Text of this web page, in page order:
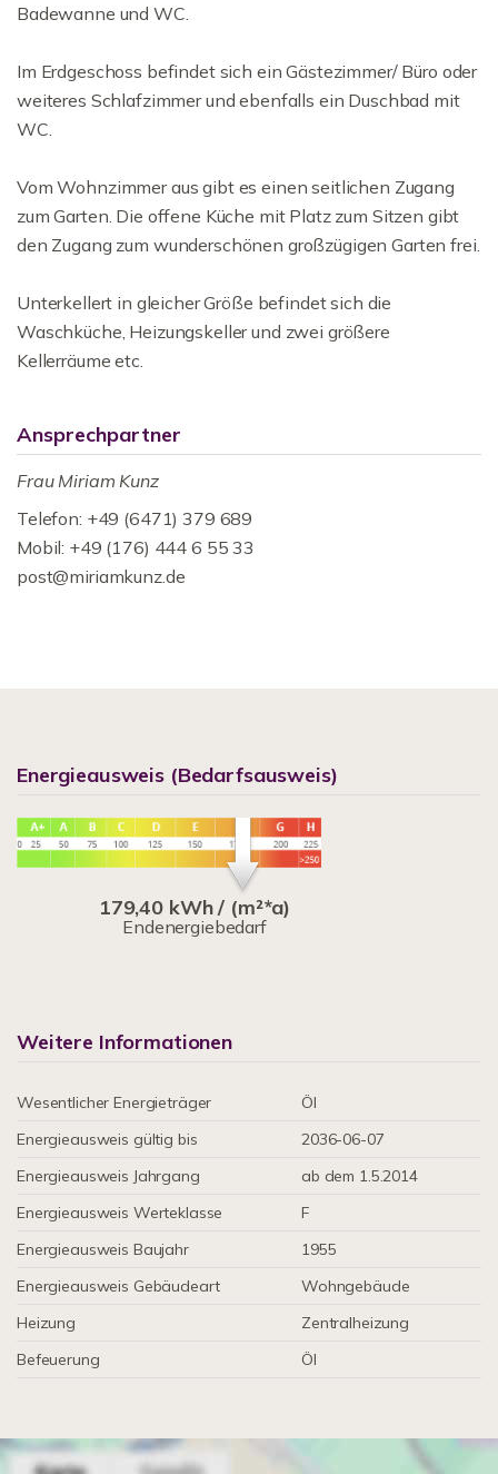
Badewanne und WC.
Im Erdgeschoss befindet sich ein Gästezimmer/ Büro oder
weiteres Schlafzimmer und ebenfalls ein Duschbad mit
WC.
Vom Wohnzimmer aus gibt es einen seitlichen Zugang
zum Garten. Die offene Küche mit Platz zum Sitzen gibt
den Zugang zum wunderschönen großzügigen Garten frei.
Unterkellert in gleicher Größe befindet sich die
Waschküche, Heizungskeller und zwei größere
Kellerräume etc.
Ansprechpartner
Frau Miriam Kunz
Telefon: +49 (6471) 379 689
Mobil: +49 (176) 444 6 55 33
post@miriamkunz.de
Energieausweis (Bedarfsausweis)
179,40 kWh / (m²*a)
Endenergiebedarf
Weitere Informationen
Wesentlicher Energieträger
Öl
Energieausweis gültig bis
2036-06-07
Energieausweis Jahrgang
ab dem 1.5.2014
Energieausweis Werteklasse
F
Energieausweis Baujahr
1955
Energieausweis Gebäudeart
Wohngebäude
Heizung
Zentralheizung
Befeuerung
Öl